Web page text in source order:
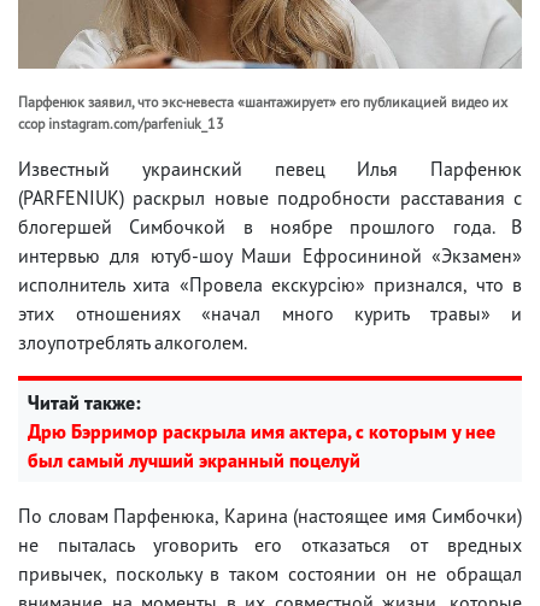
Парфенюк заявил, что экс-невеста «шантажирует» его публикацией видео их
ссор instagram.com/parfeniuk_13
Известный украинский певец Илья Парфенюк
(PARFENIUK) раскрыл новые подробности расставания с
блогершей Симбочкой в ноябре прошлого года. В
интервью для ютуб-шоу Маши Ефросининой «Экзамен»
исполнитель хита «Провела екскурсію» признался, что в
этих отношениях «начал много курить травы» и
злоупотреблять алкоголем.
Читай также:
Дрю Бэрримор раскрыла имя актера, с которым у нее
был самый лучший экранный поцелуй
По словам Парфенюка, Карина (настоящее имя Симбочки)
не пыталась уговорить его отказаться от вредных
привычек, поскольку в таком состоянии он не обращал